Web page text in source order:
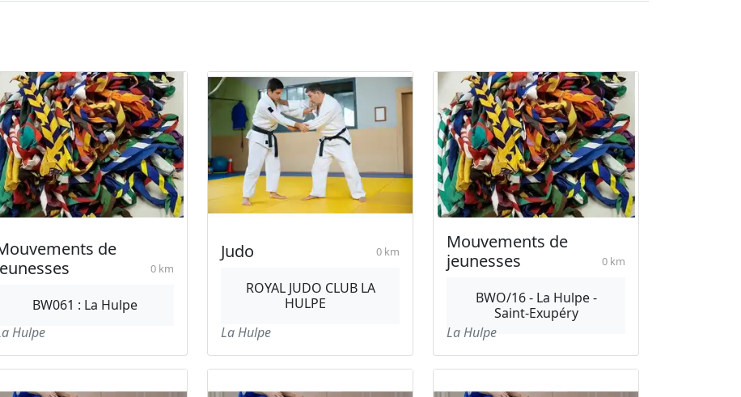
de
0 km
BW061 : La Hulpe
Hulpe
Judo 0 km
ROYAL JUDO CLUB LA
HULPE
La Hulpe
Mouvements de
jeunesses
0 km
BWO/16 - La Hulpe -
Saint-Exupéry
La Hulpe